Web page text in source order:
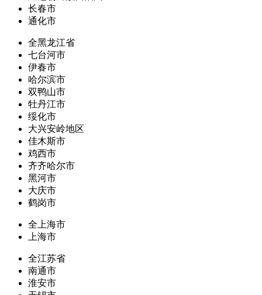
长春市
通化市
全黑龙江省
七台河市
伊春市
哈尔滨市
双鸭山市
牡丹江市
绥化市
大兴安岭地区
佳木斯市
鸡西市
齐齐哈尔市
黑河市
大庆市
鹤岗市
全上海市
上海市
全江苏省
南通市
淮安市